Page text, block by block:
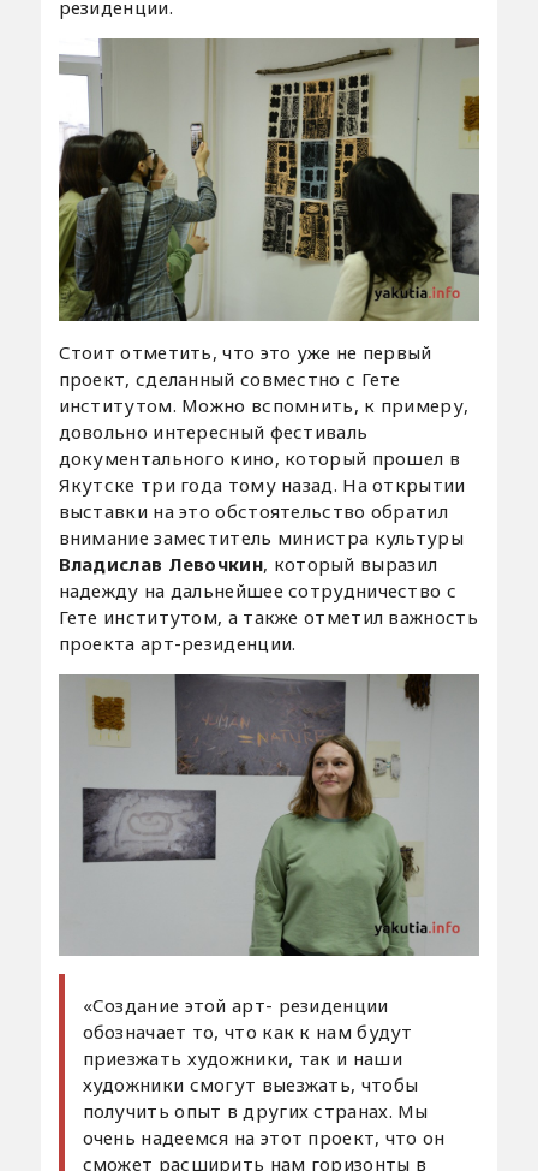
резиденции.
Стоит отметить, что это уже не первый
проект, сделанный совместно с Гете
институтом. Можно вспомнить, к примеру,
довольно интересный фестиваль
документального кино, который прошел в
Якутске три года тому назад. На открытии
выставки на это обстоятельство обратил
внимание заместитель министра культуры
Владислав Левочкин, который выразил
надежду на дальнейшее сотрудничество с
Гете институтом, а также отметил важность
проекта арт-резиденции.
«Создание этой арт- резиденции
обозначает то, что как к нам будут
приезжать художники, так и наши
художники смогут выезжать, чтобы
получить опыт в других странах. Мы
очень надеемся на этот проект, что он
сможет расширить нам горизонты в